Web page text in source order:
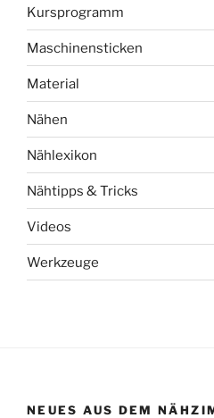
Kursprogramm
Maschinensticken
Material
Nähen
Nählexikon
Nähtipps & Tricks
Videos
Werkzeuge
NEUES AUS DEM